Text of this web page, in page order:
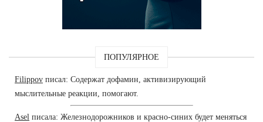
ПОПУЛЯРНОЕ
Filippov писал: Содержат дофамин, активизирующий
мыслительные реакции, помогают.
Asel писала: Железнодорожников и красно-синих будет меняться